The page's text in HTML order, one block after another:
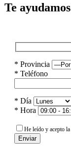
Te ayudamos
* Provincia
* Teléfono
* Día
* Hora
He leído y acepto la